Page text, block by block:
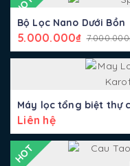
HOT
Bộ Lọc Nano Dưới Bồn
7.000.000
5.000.000₫
Máy lọc tổng biệt thự
Liên hệ
HOT